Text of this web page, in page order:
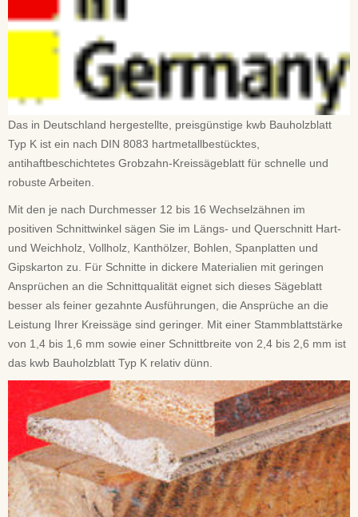
Das in Deutschland hergestellte, preisgünstige kwb Bauholzblatt
Typ K ist ein nach DIN 8083 hartmetallbestücktes,
antihaftbeschichtetes Grobzahn-Kreissägeblatt für schnelle und
robuste Arbeiten.
Mit den je nach Durchmesser 12 bis 16 Wechselzähnen im
positiven Schnittwinkel sägen Sie im Längs- und Querschnitt Hart-
und Weichholz, Vollholz, Kanthölzer, Bohlen, Spanplatten und
Gipskarton zu. Für Schnitte in dickere Materialien mit geringen
Ansprüchen an die Schnittqualität eignet sich dieses Sägeblatt
besser als feiner gezahnte Ausführungen, die Ansprüche an die
Leistung Ihrer Kreissäge sind geringer. Mit einer Stammblattstärke
von 1,4 bis 1,6 mm sowie einer Schnittbreite von 2,4 bis 2,6 mm ist
das kwb Bauholzblatt Typ K relativ dünn.